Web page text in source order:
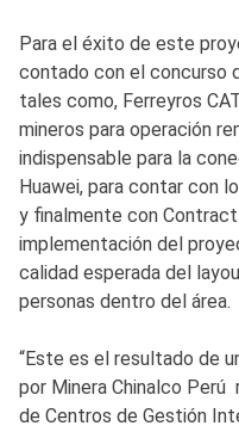
Para el éxito de este
contado con el concurso
tales como, Ferreyros
mineros para operación
indispensable para la
Huawei, para contar con
y finalmente con
implementación del
calidad esperada del
personas dentro del área.
“Este es el resultado de
por Minera Chinalco
de Centros de Gestión